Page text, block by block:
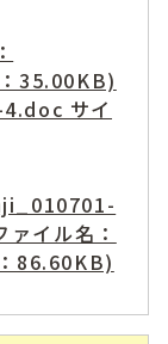
35.00KB)
サイ
イル名：
86.60KB)